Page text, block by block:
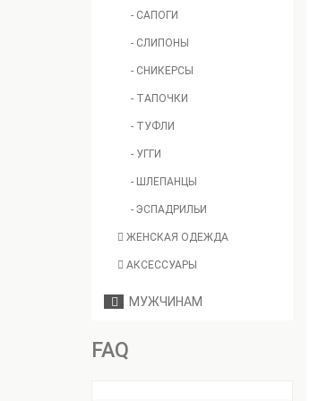
- САПОГИ
- СЛИПОНЫ
- СНИКЕРСЫ
- ТАПОЧКИ
- ТУФЛИ
- УГГИ
- ШЛЕПАНЦЫ
- ЭСПАДРИЛЬИ
ЖЕНСКАЯ ОДЕЖДА
АКСЕССУАРЫ
МУЖЧИНАМ
FAQ